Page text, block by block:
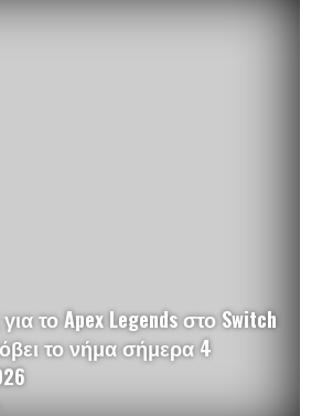
το Apex Legends στο Switch
το νήμα σήμερα 4